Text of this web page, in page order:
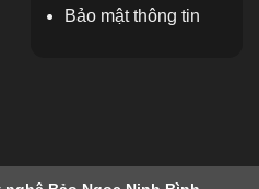
Bảo mật thông tin